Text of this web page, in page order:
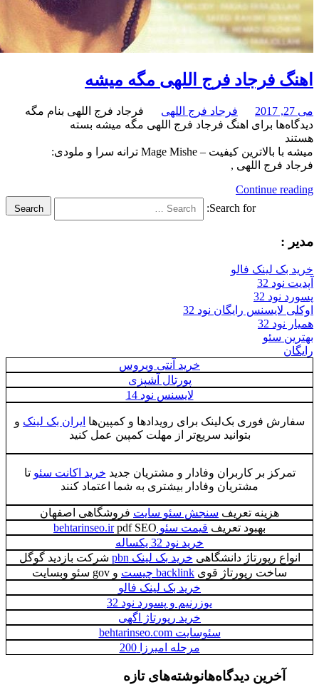
فرج اللهی مگه میشه
فرجاد فرج اللهی
برای اهنگ فرجاد فرج اللهی مگه میشهبسته
فرجاد فرج اللهی بنام مگه
میشه با بالاترین کیفیت – Mage Mishe ترانه سرا و ملودی:
اللهی ,
Search for:
فالو
32
رایگان نود 32
خرید آنتی ویروس
پورتال آشپزی
لایسنس نود 14
فوری بک‌لینک برای رویدادها و کمپین‌ها ایران بک لینکو
بتوانید سریع‌تر از مهلت کمپین عمل کنید
بر کاربران وفادار و مشتریان جدید خرید اکانت سئوتا
مشتریان وفادار بیشتری به شما اعتماد کنند
تعریفسنجش سئو سایتفروشگاهی اصفهان
بهبود تعریفقیمت سئو behtarinseo.irpdf SEO
رپورتاژ دانشگاهی خرید بک لینک pbn
شرکت بازديد گوگل
رپورتاژ قویbacklink چیست
و gov سئو وبسایت
خرید بک لینک فالو
یوزرنیم و پسورد نود 32
خرید رپورتاژ اگهی
سئوسایت behtarinseo.com
مرحله امیرزا 200
نوشته‌های تازهدیدگاه‌ها